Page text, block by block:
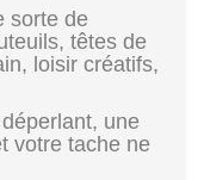
sorte de
têtes de
loisir créatifs,
une
votre tache ne